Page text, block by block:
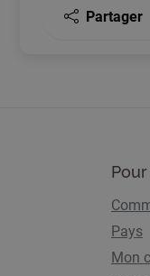
Partager
Tickiwi
Pays
Mon